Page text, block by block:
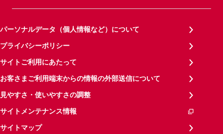
パーソナルデータ（個人情報など）について
プライバシーポリシー
サイトご利用にあたって
お客さまご利用端末からの情報の外部送信について
見やすさ・使いやすさの調整
サイトメンテナンス情報
サイトマップ